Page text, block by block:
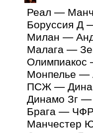
Реал —
Боруссия Д
Милан —
Малага —
Монпелье —
ПСЖ —
Динамо Зг —
Брага —
Манчестер